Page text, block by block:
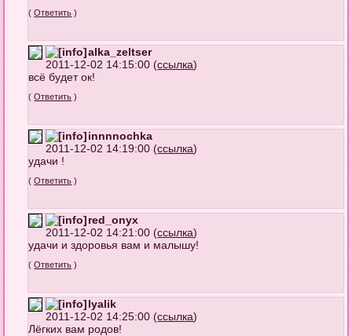
(Ответить )
alka_zeltser
2011-12-02 14:15:00 (ссылка)
всё будет ок!
(Ответить )
innnnochka
2011-12-02 14:19:00 (ссылка)
удачи !
(Ответить )
red_onyx
2011-12-02 14:21:00 (ссылка)
удачи и здоровья вам и малышу!
(Ответить )
lyalik
2011-12-02 14:25:00 (ссылка)
Лёгких вам родов!